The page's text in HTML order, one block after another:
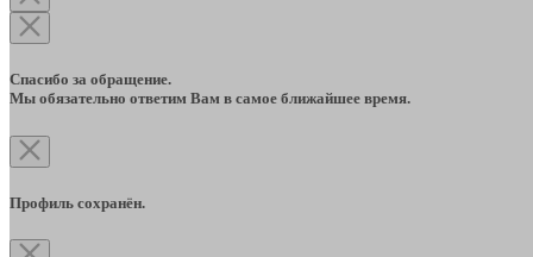
Спасибо за обращение.
Мы обязательно ответим Вам в самое ближайшее время.
Профиль сохранён.